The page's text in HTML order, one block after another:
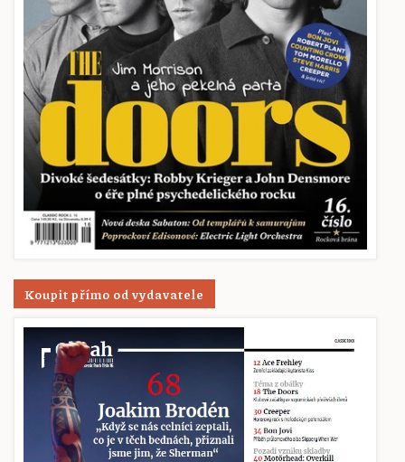
Koupit přímo od vydavatele